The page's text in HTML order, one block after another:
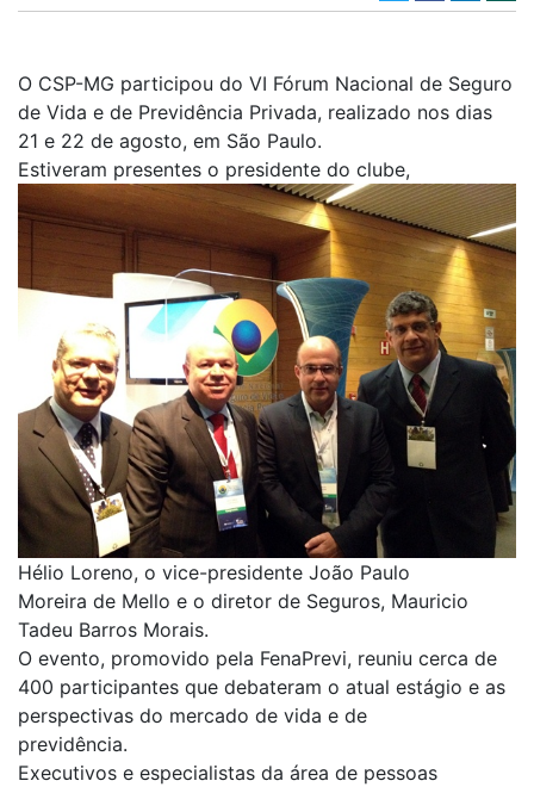
O CSP-MG participou do VI Fórum Nacional de Seguro
de Vida e de Previdência Privada, realizado nos dias
21 e 22 de agosto, em São Paulo.
Estiveram presentes o presidente do clube,
Hélio Loreno, o vice-presidente João Paulo
Moreira de Mello e o diretor de Seguros, Mauricio
Tadeu Barros Morais.
O evento, promovido pela FenaPrevi, reuniu cerca de
400 participantes que debateram o atual estágio e as
perspectivas do mercado de vida e de
previdência.
Executivos e especialistas da área de pessoas